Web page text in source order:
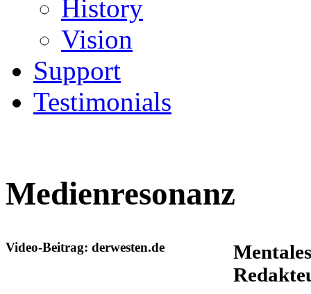
History
Vision
Support
Testimonials
Medienresonanz
Video-Beitrag:derwesten.de